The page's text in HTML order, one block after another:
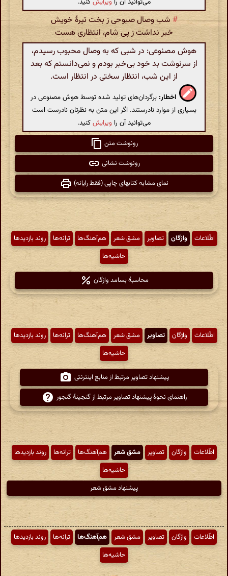
# شب وصال صبوحی ز بخت تیرهٔ خویش
خبر نداشت ز پی شام، انتظاری هست
هوش مصنوعی: در شبی که به وصال محبوب رسیدم،
از سرنوشت بد خود بی‌خبر بودم و نمی‌دانستم که بعد
از این شب، انتظار سختی در انتظار است.
اخطار: برگردان‌های تولید شده توسط هوش مصنوعی در
بسیاری از موارد نادرستند. اگر این متن به نظرتان نادرست است
می‌توانید آن را ویرایشکنید.
رونوشت متن
رونوشت نشانی
نمای مشابه کتابهای چاپی (فقط رایانه)
اطّلاعات واژگان تصاویر مشق شعر هم‌آهنگ‌ها ترانه‌ها
روند بازدیدها
حاشیه‌ها
محاسبهٔ بسامد واژگان
اطّلاعات واژگان تصاویر مشق شعر هم‌آهنگ‌ها ترانه‌ها
روند بازدیدها
حاشیه‌ها
پیشنهاد تصاویر مرتبط از منابع اینترنتی
راهنمای نحوهٔ پیشنهاد تصاویر مرتبط از گنجینهٔ گنجور
اطّلاعات واژگان تصاویر مشق شعر هم‌آهنگ‌ها ترانه‌ها
روند بازدیدها
حاشیه‌ها
پیشنهاد مشق شعر
اطّلاعات واژگان تصاویر مشق شعر هم‌آهنگ‌ها ترانه‌ها
روند بازدیدها
حاشیه‌ها